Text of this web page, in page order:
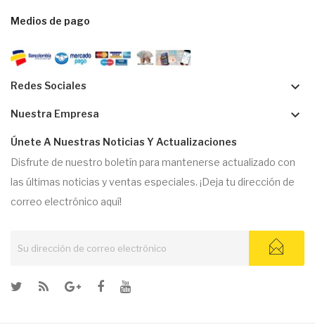
Medios de pago
Redes Sociales keyboard_arrow_down
Nuestra Empresa keyboard_arrow_down
Únete A Nuestras Noticias Y Actualizaciones
Disfrute de nuestro boletín para mantenerse actualizado con
las últimas noticias y ventas especiales. ¡Deja tu dirección de
correo electrónico aquí!